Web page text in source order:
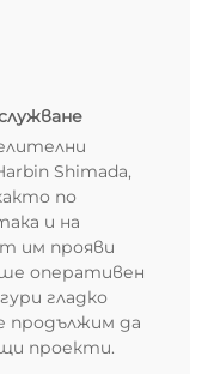
Shimada,
по
и на
им прояви
оперативен
гладко
продължим да
проекти.